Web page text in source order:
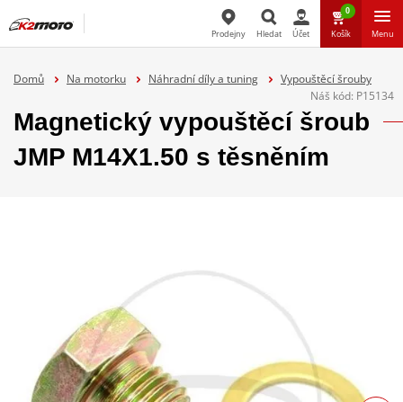
Hledat
Prodejny Hledat Účet
0
Košík Menu
Domů Na motorku Náhradní díly a tuning
Vypouštěcí šrouby
Náš kód: P15134
Magnetický vypouštěcí šroub
JMP M14X1.50 s těsněním